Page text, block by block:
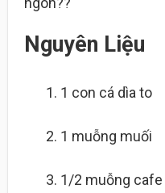
Nguyên Liệu
1 con cá dìa to
1 muỗng muối
1/2 muỗng cafe